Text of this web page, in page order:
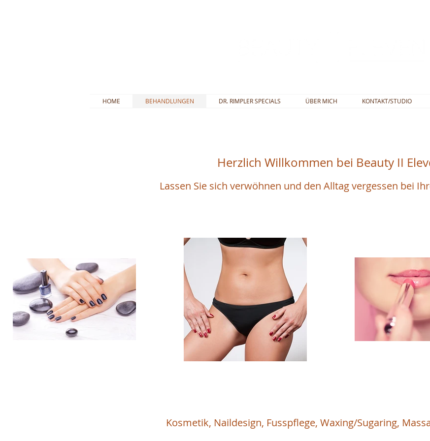
HOME BEHANDLUNGEN DR. RIMPLER SPECIALS ÜBER MICH KONTAKT/STUDIO
Herzlich Willkommen bei Beauty II
Lassen Sie sich verwöhnen und den Alltag vergessen bei
Kosmetik, Naildesign, Fusspflege, Waxing/Sugaring,